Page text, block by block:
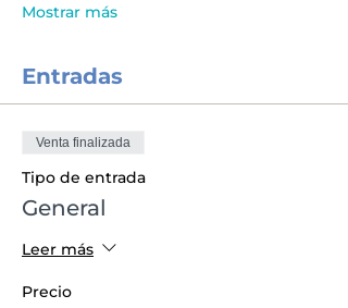
Mostrar más
Entradas
Venta finalizada
Tipo de entrada
General
Leer más
Precio